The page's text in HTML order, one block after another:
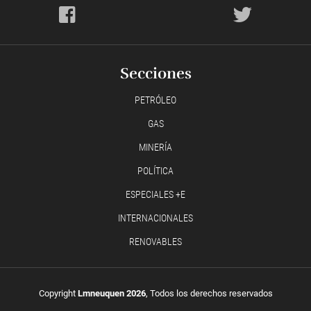
Secciones
PETRÓLEO
GAS
MINERÍA
POLÍTICA
ESPECIALES +E
INTERNACIONALES
RENOVABLES
Copyright Lmneuquen 2026, Todos los derechos reservados